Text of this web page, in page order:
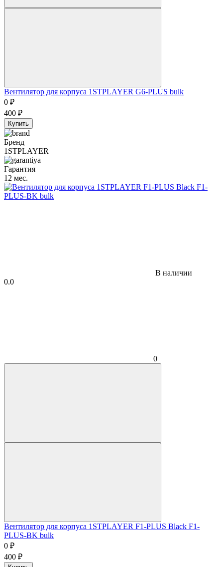
Вентилятор для корпуса 1STPLAYER G6-PLUS bulk
0 ₽
400 ₽
Купить
Бренд
1STPLAYER
Гарантия
12 мес.
В наличии
0.0
0
Вентилятор для корпуса 1STPLAYER F1-PLUS Black F1-
PLUS-BK bulk
0 ₽
400 ₽